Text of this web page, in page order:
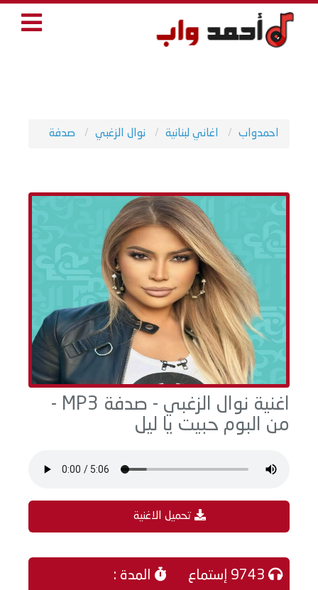
احمدواب اغاني لبنانية نوال الزغبي صدفة
اغنية نوال الزغبي - صدفة MP3 -
من البوم حبيت يا ليل
تحميل الاغنية
المدة :